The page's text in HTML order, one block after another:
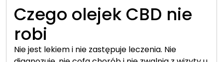
Czego olejek CBD nie
robi
Nie jest lekiem i nie zastępuje leczenia. Nie